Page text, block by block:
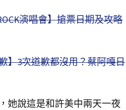
演唱會】搶票日期及攻略
】3次道歉都沒用？蔡阿嘎日
她說這是和許美中兩天一夜